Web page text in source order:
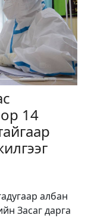
14
албан
Засаг дарга